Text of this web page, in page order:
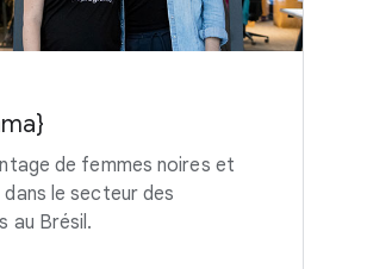
de femmes noires et
le secteur des
au Brésil.